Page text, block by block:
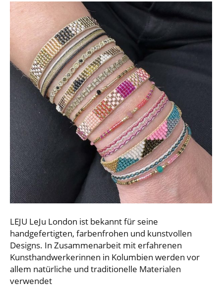
LEJU LeJu London ist bekannt für seine
handgefertigten, farbenfrohen und kunstvollen
Designs. In Zusammenarbeit mit erfahrenen
Kunsthandwerkerinnen in Kolumbien werden vor
allem natürliche und traditionelle Materialen
verwendet